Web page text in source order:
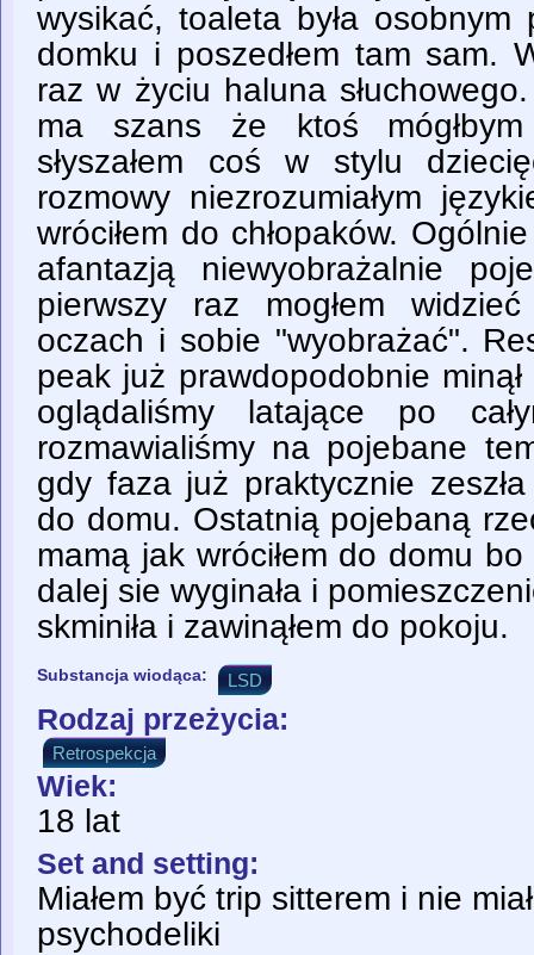
wysikać, toaleta była osobnym
domku i poszedłem tam sam.
raz w życiu haluna
ma szans że ktoś
słyszałem coś w stylu
rozmowy niezrozumiałym
wróciłem do chłopaków.
afantazją niewyobrażalnie
pierwszy raz mogłem
oczach i sobie "wyobrażać".
peak już prawdopodobnie
oglądaliśmy latające po
rozmawialiśmy na pojebane
gdy faza już praktycznie
do domu. Ostatnią pojebaną
mamą jak wróciłem do domu
dalej sie wyginała i
skminiła i zawinąłem do pokoju.
Substancja wiodąca: LSD
Rodzaj przeżycia:
Retrospekcja
Wiek:
18 lat
Set and setting:
Miałem być trip sitterem i nie
psychodeliki